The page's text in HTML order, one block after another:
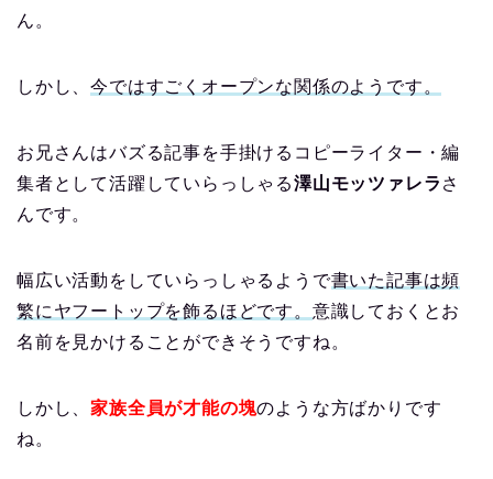
ん。
しかし、今ではすごくオープンな関係のようです。
お兄さんはバズる記事を手掛けるコピーライター・編
集者として活躍していらっしゃる澤山モッツァレラ さ
んです。
幅広い活動をしていらっしゃるようで書いた記事は頻
繁にヤフートップを飾るほどです。 意識しておくとお
名前を見かけることができそうですね。
しかし、家族全員が才能の塊のような方ばかりです
ね。